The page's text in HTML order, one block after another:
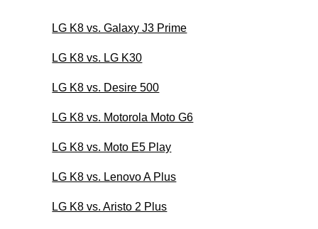
LG K8 vs. Galaxy J3 Prime
LG K8 vs. LG K30
LG K8 vs. Desire 500
LG K8 vs. Motorola Moto G6
LG K8 vs. Moto E5 Play
LG K8 vs. Lenovo A Plus
LG K8 vs. Aristo 2 Plus